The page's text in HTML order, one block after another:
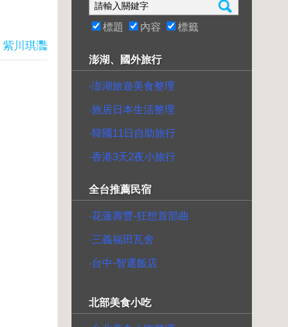
紫川琪灩
標題 內容 標籤
澎湖、國外旅行
‧澎湖旅遊美食整理
‧旅居日本生活整理
‧韓國11日自助旅行
‧香港3天2夜小旅行
全台推薦民宿
‧花蓮壽豐-狂想首部曲
‧三義福田瓦舍
‧台中-智選飯店
北部美食小吃